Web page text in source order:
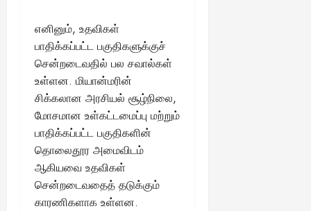
எனினும், உதவிகள்
பாதிக்கப்பட்ட பகுதிகளுக்குச்
சென்றடைவதில் பல சவால்கள்
உள்ளன. மியான்மரின்
சிக்கலான அரசியல் சூழ்நிலை,
மோசமான உள்கட்டமைப்பு மற்றும்
பாதிக்கப்பட்ட பகுதிகளின்
தொலைதூர அமைவிடம்
ஆகியவை உதவிகள்
சென்றடைவதைத் தடுக்கும்
காரணிகளாக உள்ளன.